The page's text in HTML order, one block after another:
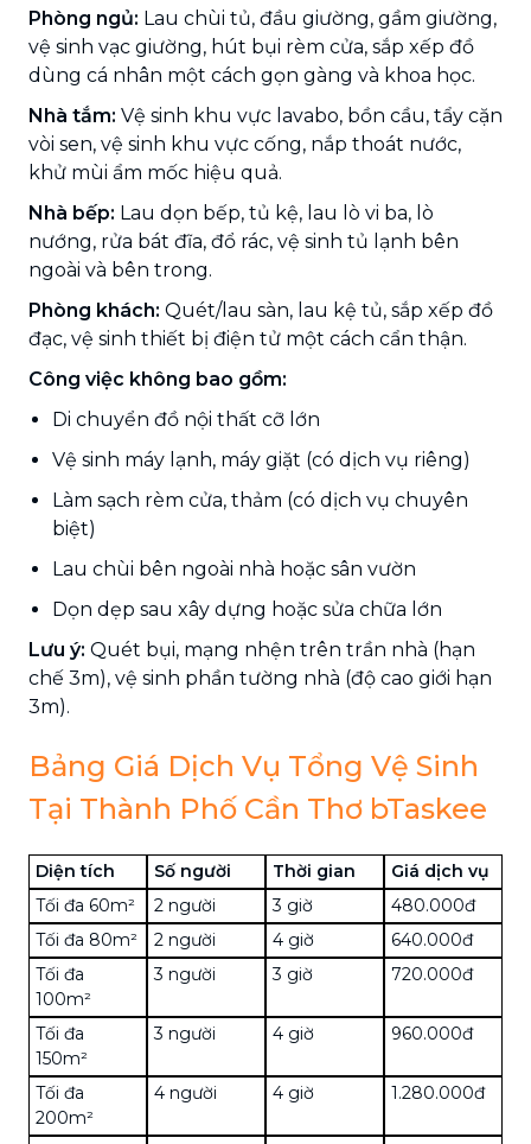
Phòng ngủ: Lau chùi tủ, đầu giường, gầm giường,
vệ sinh vạc giường, hút bụi rèm cửa, sắp xếp đồ
dùng cá nhân một cách gọn gàng và khoa học.
Nhà tắm: Vệ sinh khu vực lavabo, bồn cầu, tẩy cặn
vòi sen, vệ sinh khu vực cống, nắp thoát nước,
khử mùi ẩm mốc hiệu quả.
Nhà bếp: Lau dọn bếp, tủ kệ, lau lò vi ba, lò
nướng, rửa bát đĩa, đổ rác, vệ sinh tủ lạnh bên
ngoài và bên trong.
Phòng khách: Quét/lau sàn, lau kệ tủ, sắp xếp đồ
đạc, vệ sinh thiết bị điện tử một cách cẩn thận.
Công việc không bao gồm:
Di chuyển đồ nội thất cỡ lớn
Vệ sinh máy lạnh, máy giặt (có dịch vụ riêng)
Làm sạch rèm cửa, thảm (có dịch vụ chuyên
biệt)
Lau chùi bên ngoài nhà hoặc sân vườn
Dọn dẹp sau xây dựng hoặc sửa chữa lớn
Lưu ý: Quét bụi, mạng nhện trên trần nhà (hạn
chế 3m), vệ sinh phần tường nhà (độ cao giới hạn
3m).
Bảng Giá Dịch Vụ Tổng Vệ Sinh
Tại Thành Phố Cần Thơ bTaskee
Diện tích Số người Thời gian
Giá dịch vụ
Tối đa 60m²
2 người 3 giờ
480.000đ
Tối đa 80m²
2 người 4 giờ
640.000đ
Tối đa
100m²
3 người 3 giờ 720.000đ
Tối đa
150m²
3 người 4 giờ 960.000đ
Tối đa
200m²
4 người 4 giờ 1.280.000đ